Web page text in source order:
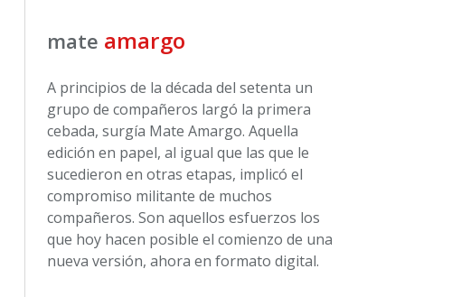
mate amargo
A principios de la década del setenta un
grupo de compañeros largó la primera
cebada, surgía Mate Amargo. Aquella
edición en papel, al igual que las que le
sucedieron en otras etapas, implicó el
compromiso militante de muchos
compañeros. Son aquellos esfuerzos los
que hoy hacen posible el comienzo de una
nueva versión, ahora en formato digital.